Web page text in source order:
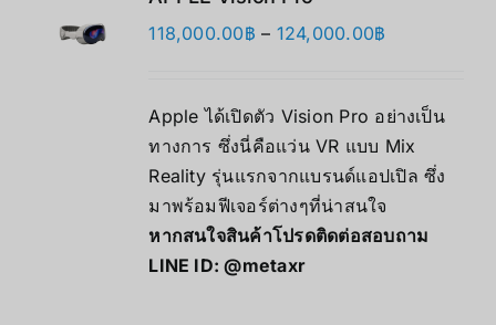
118,000.00฿ – 124,000.00฿
through
124,000.00฿
Apple ได้เปิดตัว Vision Pro อย่างเป็น
ทางการ ซึ่งนี่คือแว่น VR แบบ Mix
Reality รุ่นแรกจากแบรนด์แอปเปิล ซึ่ง
มาพร้อมฟีเจอร์ต่างๆที่น่าสนใจ
หากสนใจสินค้าโปรดติดต่อสอบถาม
LINE ID:@metaxr